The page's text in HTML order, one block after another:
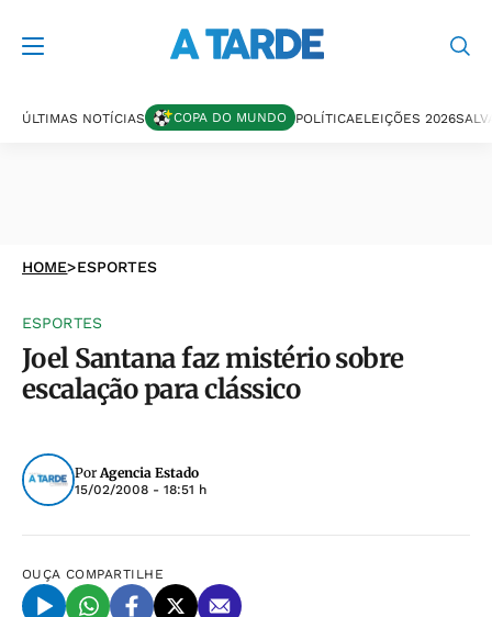
ÚLTIMAS NOTÍCIAS COPA DO MUNDO POLÍTICAELEIÇÕES 2026
HOME>ESPORTES
ESPORTES
Joel Santana faz mistério sobre
escalação para clássico
PorAgencia Estado
15/02/2008 - 18:51 h
OUÇA COMPARTILHE